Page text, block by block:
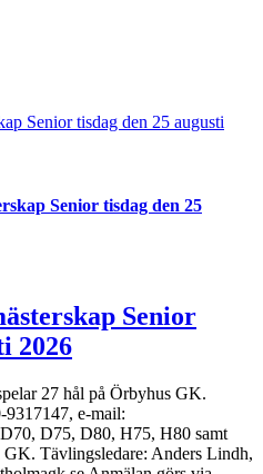
Senior tisdag den 25 augusti
Senior tisdag den 25
Senior
2026
27 hål på Örbyhus GK.
9317147, e-mail:
D75, D80, H75, H80 samt
Tävlingsledare: Anders Lindh,